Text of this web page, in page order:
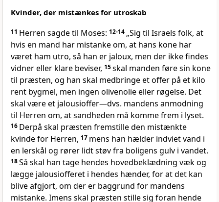
Kvinder, der mistænkes for utroskab
11 Herren sagde til Moses: 12-14 „Sig til Israels folk, at
hvis en mand har mistanke om, at hans kone har
været ham utro, så han er jaloux, men der ikke findes
vidner eller klare beviser, 15skal manden føre sin kone
til præsten, og han skal medbringe et offer på et kilo
rent bygmel, men ingen olivenolie eller røgelse. Det
skal være et jalousioffer—dvs. mandens anmodning
til Herren om, at sandheden må komme frem i lyset.
16 Derpå skal præsten fremstille den mistænkte
kvinde for Herren, 17 mens han hælder indviet vand i
en lerskål og rører lidt støv fra boligens gulv i vandet.
18Så skal han tage hendes hovedbeklædning væk og
lægge jalousiofferet i hendes hænder, for at det kan
blive afgjort, om der er baggrund for mandens
mistanke. Imens skal præsten stille sig foran hende